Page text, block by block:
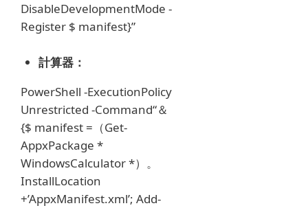
DisableDevelopmentMode -
Register $ manifest}”
計算器：
PowerShell -ExecutionPolicy
Unrestricted -Command“＆
{$ manifest =（Get-
AppxPackage *
WindowsCalculator *）。
InstallLocation
+’AppxManifest.xml’; Add-